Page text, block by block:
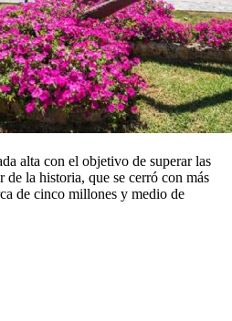
alta con el objetivo de superar las
de la historia, que se cerró con más
de cinco millones y medio de